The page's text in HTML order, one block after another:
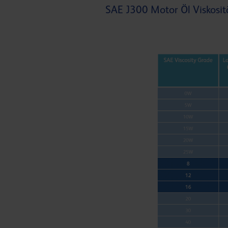
SAE J300 Motor Öl